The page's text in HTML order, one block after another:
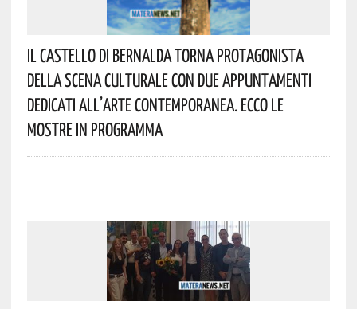
Il Castello Di Bernalda Torna Protagonista
Della Scena Culturale Con Due Appuntamenti
Dedicati All’arte Contemporanea. Ecco Le
Mostre In Programma